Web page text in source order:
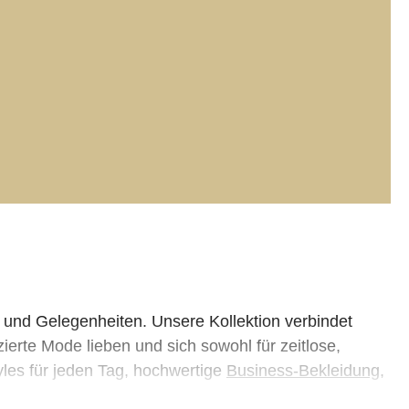
Gelegenheiten. Unsere Kollektion verbindet
Mode lieben und sich sowohl für zeitlose,
für jeden Tag, hochwertige Business-Bekleidung,